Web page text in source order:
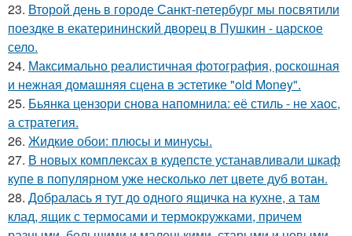
23. Второй день в городе Санкт-петербург мы посвятили
поездке в екатерининский дворец в Пушкин - царское
село.
24. Максимально реалистичная фотография, роскошная
и нежная домашняя сцена в эстетике "old Money".
25. Бьянка цензори снова напомнила: её стиль - не хаос,
а стратегия.
26. Жидкиe обои: плюсы и минуcы.
27. В новых комплексах в кудепсте устанавливали шкаф
купе в популярном уже несколько лет цвете дуб вотан.
28. Добралась я тут до одного ящичка на кухне, а там
клад, ящик с термосами и термокружками, причем